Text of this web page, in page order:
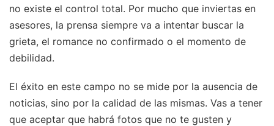
no existe el control total. Por mucho que inviertas en
asesores, la prensa siempre va a intentar buscar la
grieta, el romance no confirmado o el momento de
debilidad.
El éxito en este campo no se mide por la ausencia de
noticias, sino por la calidad de las mismas. Vas a tener
que aceptar que habrá fotos que no te gusten y